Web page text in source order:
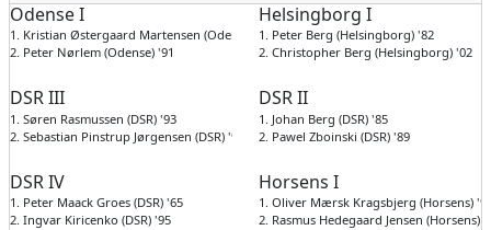
Odense I
1. Kristian Østergaard Martensen (Odense) '84
2. Peter Nørlem (Odense) '91
Helsingborg I
1. Peter Berg (Helsingborg) '82
2. Christopher Berg (Helsingborg) '02
DSR III
1. Søren Rasmussen (DSR) '93
2. Sebastian Pinstrup Jørgensen (DSR) '93
DSR II
1. Johan Berg (DSR) '85
2. Pawel Zboinski (DSR) '89
DSR IV
1. Peter Maack Groes (DSR) '65
2. Ingvar Kiricenko (DSR) '95
Horsens I
1. Oliver Mærsk Kragsbjerg (Horsens)
2. Rasmus Hedegaard Jensen (Horsens)